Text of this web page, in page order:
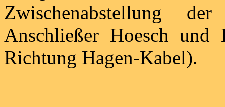
Zwischenabstellung
Anschließer Hoesch und
Richtung Hagen-Kabel).